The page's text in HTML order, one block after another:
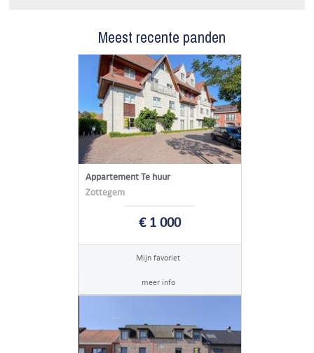
Meest recente panden
Appartement Te huur
Zottegem
€ 1 000
Mijn favoriet
meer info